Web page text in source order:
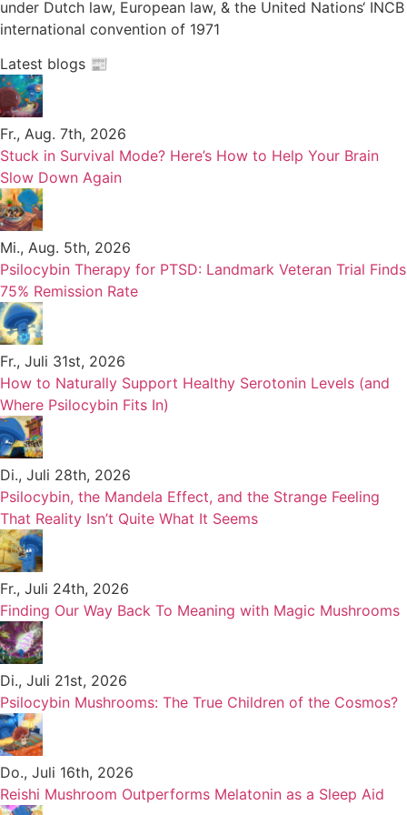
under Dutch law, European law, & the United Nations‘ INCB
international convention of 1971
Latest blogs 📰
Fr., Aug. 7th, 2026
Stuck in Survival Mode? Here’s How to Help Your Brain
Slow Down Again
Mi., Aug. 5th, 2026
Psilocybin Therapy for PTSD: Landmark Veteran Trial Finds
75% Remission Rate
Fr., Juli 31st, 2026
How to Naturally Support Healthy Serotonin Levels (and
Where Psilocybin Fits In)
Di., Juli 28th, 2026
Psilocybin, the Mandela Effect, and the Strange Feeling
That Reality Isn’t Quite What It Seems
Fr., Juli 24th, 2026
Finding Our Way Back To Meaning with Magic Mushrooms
Di., Juli 21st, 2026
Psilocybin Mushrooms: The True Children of the Cosmos?
Do., Juli 16th, 2026
Reishi Mushroom Outperforms Melatonin as a Sleep Aid